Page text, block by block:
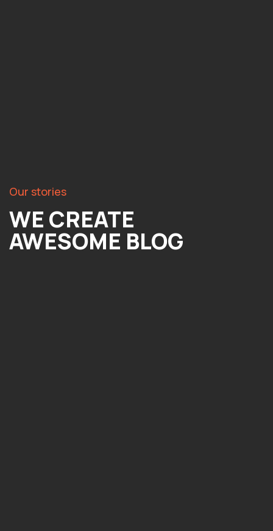
Our stories
WE CREATE
AWESOME BLOG